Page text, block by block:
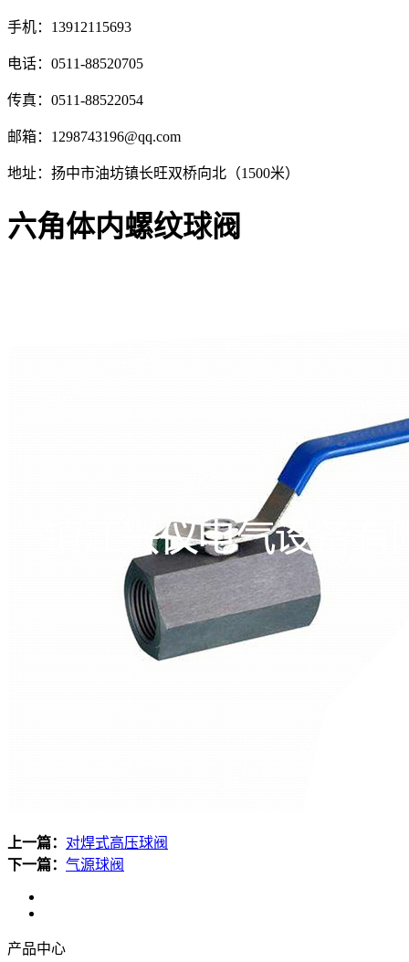
手机：13912115693
电话：0511-88520705
传真：0511-88522054
邮箱：1298743196@qq.com
地址：扬中市油坊镇长旺双桥向北（1500米）
六角体内螺纹球阀
上一篇： 对焊式高压球阀
下一篇： 气源球阀
产品中心